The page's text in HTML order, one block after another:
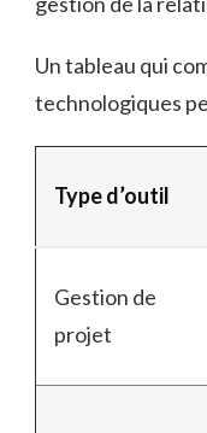
Un tableau qui
technologiques
Type d’outil
Gestion de
projet